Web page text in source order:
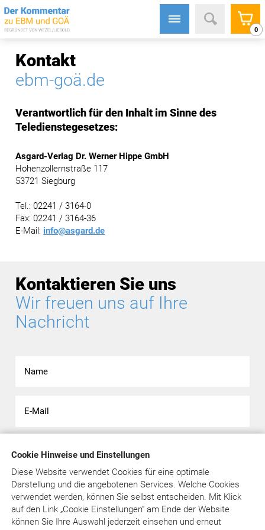
Cookie Hinweise und Einstellungen
Diese Website verwendet Cookies für eine optimale
Darstellung und die angebotenen Services. Welche Cookies
verwendet werden, können Sie selbst entscheiden. Mit Klick
aufden Link „Cookie Einstellungen“ am Ende der Website
können Sie Ihre Auswahl jederzeit einsehen und erneut
0
Kontakt
ebm-goä.de
Verantwortlich für den Inhalt im Sinne des
Teledienstegesetzes:
Asgard-Verlag Dr. Werner Hippe GmbH
Hohenzollernstraße 117
53721 Siegburg
Tel.: 02241 / 3164-0
Fax: 02241 / 3164-36
E-Mail: info@asgard.de
Kontaktieren Sie uns
Wir freuen uns auf Ihre
Nachricht